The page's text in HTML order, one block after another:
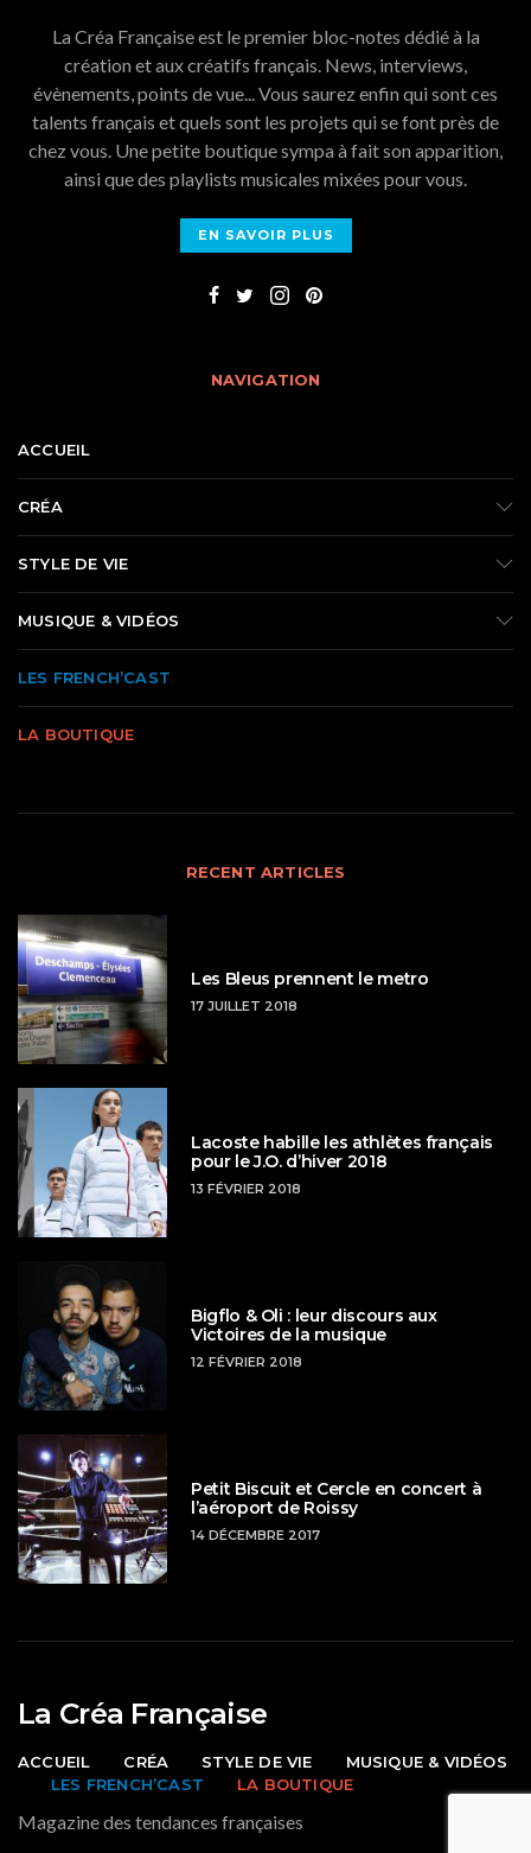
La Créa Française est le premier bloc-notes dédié à la
création et aux créatifs français. News, interviews,
évènements, points de vue... Vous saurez enfin qui sont ces
talents français et quels sont les projets qui se font près de
chez vous. Une petite boutique sympa à fait son apparition,
ainsi que des playlists musicales mixées pour vous.
EN SAVOIR PLUS
NAVIGATION
ACCUEIL
CRÉA
STYLE DE VIE
MUSIQUE & VIDÉOS
LES FRENCH’CAST
LA BOUTIQUE
RECENT ARTICLES
Les Bleus prennent le metro
17 JUILLET 2018
Lacoste habille les athlètes français
pour le J.O. d’hiver 2018
13 FÉVRIER 2018
Bigflo & Oli : leur discours aux
Victoires de la musique
12 FÉVRIER 2018
Petit Biscuit et Cercle en concert à
l’aéroport de Roissy
14 DÉCEMBRE 2017
La Créa Française
ACCUEIL CRÉA STYLE DE VIE
MUSIQUE & VIDÉOS
LES FRENCH’CAST
LA BOUTIQUE
Magazine des tendances françaises